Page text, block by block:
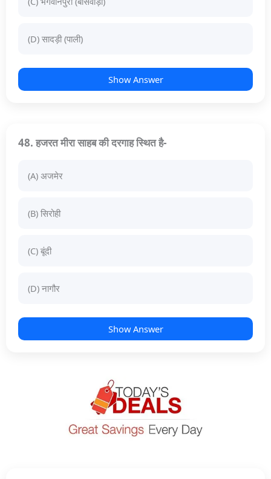
(D) सादड़ी (पाली)
Show Answer
48. हजरत मीरा साहब की दरगाह स्थित है-
(A) अजमेर
(B) सिरोही
(C) बूंदी
(D) नागौर
Show Answer